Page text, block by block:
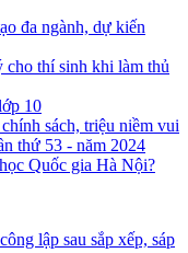
đa ngành, dự kiến
thí sinh khi làm thủ
10
sách, triệu niềm vui
thứ 53 - năm 2024
Quốc gia Hà Nội?
lập sau sắp xếp, sáp